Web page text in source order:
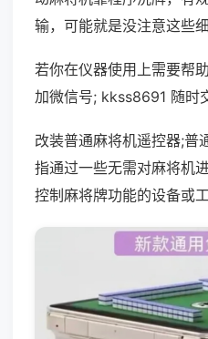
输，可能就是没注意这些细
若你在仪器使用上需要帮
加微信号; kkss8691 随时
改装普通麻将机遥控器;普
指通过一些无需对麻将机
控制麻将牌功能的设备或工